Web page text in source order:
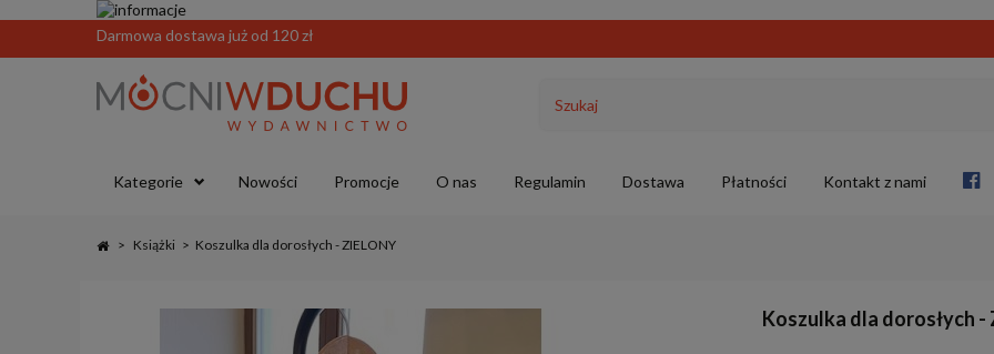
Darmowa dostawa już od 120 zł
Kategorie Nowości Promocje O nas Regulamin Dostawa Płatności Kontakt z nami
> Książki > Koszulka dla dorosłych - ZIELONY
Koszulka dla dorosłych -